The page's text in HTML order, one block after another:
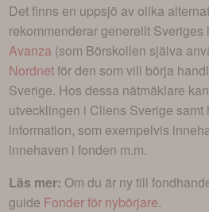
Det finns en uppsjö av olika
rekommenderar generellt
Avanza (som Börskollen själva
Nordnetför den som vill börja
Sverige. Hos dessa nätmäklare
utvecklingen i Cliens Sverige samt
information, som exempelvis
innehaven i fonden m.m.
Läs mer: Om du är ny till
guide Fonder för nybörjare.